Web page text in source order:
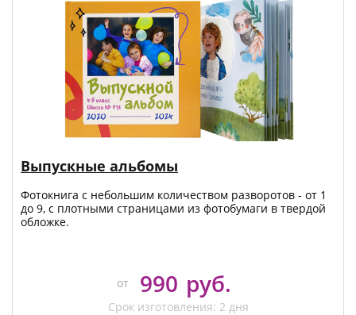
Выпускные альбомы
Фотокнига с небольшим количеством разворотов - от 1
до 9, с плотными страницами из фотобумаги в твердой
обложке.
от 990 руб.
Срок изготовления: 2 дня